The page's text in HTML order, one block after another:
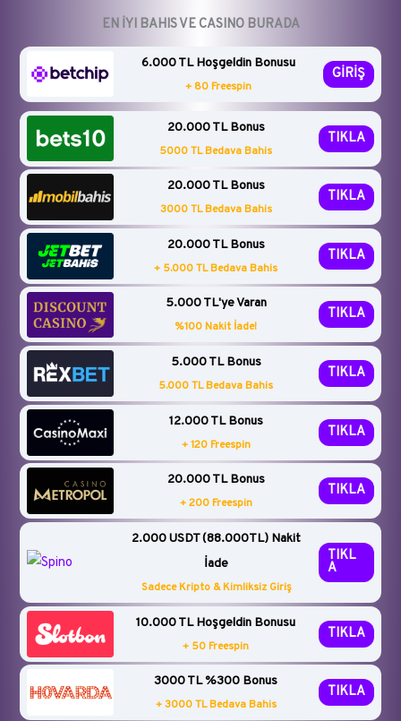
EN İYI BAHIS VE CASINO BURADA
6.000 TL Hoşgeldin Bonusu
+ 80 Freespin
GİRİŞ
20.000 TL Bonus
5000 TL Bedava Bahis
TIKLA
20.000 TL Bonus
3000 TL Bedava Bahis
TIKLA
20.000 TL Bonus
+ 5.000 TL Bedava Bahis
TIKLA
5.000 TL'ye Varan
%100 Nakit İade!
TIKLA
5.000 TL Bonus
5.000 TL Bedava Bahis
TIKLA
12.000 TL Bonus
+ 120 Freespin
TIKLA
20.000 TL Bonus
+ 200 Freespin
TIKLA
2.000 USDT (88.000TL) Nakit
İade
Sadece Kripto & Kimliksiz Giriş
TIKL
A
10.000 TL Hoşgeldin Bonusu
+ 50 Freespin
TIKLA
3000 TL %300 Bonus
+ 3000 TL Bedava Bahis
TIKLA